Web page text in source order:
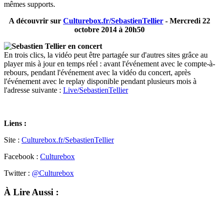
mêmes supports.
A découvrir sur Culturebox.fr/SebastienTellier - Mercredi 22
octobre 2014 à 20h50
En trois clics, la vidéo peut être partagée sur d'autres sites grâce au
player mis à jour en temps réel : avant l'événement avec le compte-à-
rebours, pendant l'événement avec la vidéo du concert, après
l'événement avec le replay disponible pendant plusieurs mois à
l'adresse suivante : Live/SebastienTellier
Liens :
Site : Culturebox.fr/SebastienTellier
Facebook : Culturebox
Twitter : @Culturebox
À Lire Aussi :